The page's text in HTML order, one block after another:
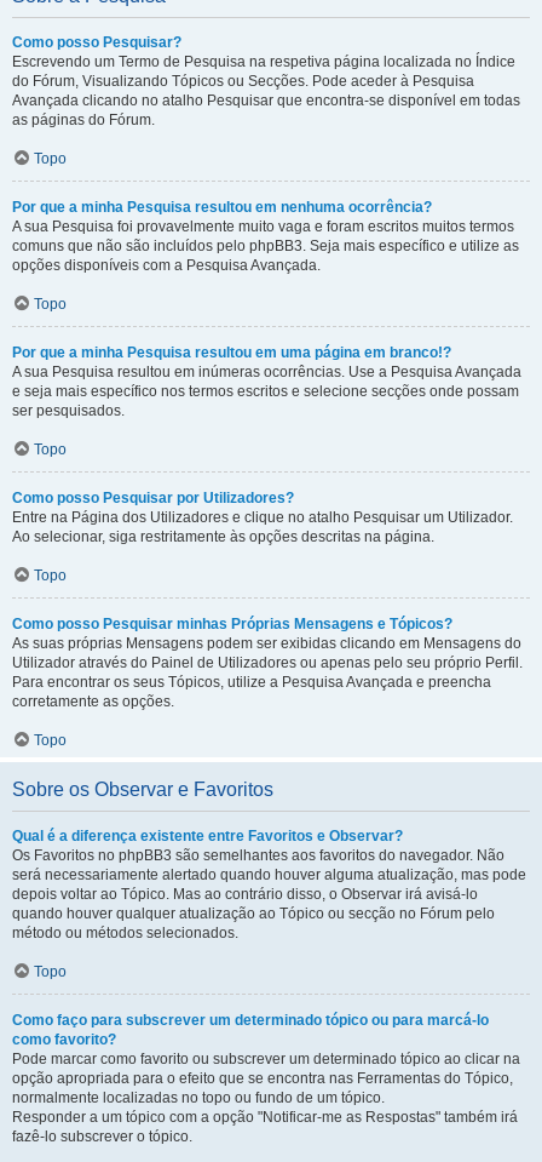
Como posso Pesquisar?
Escrevendo um Termo de Pesquisa na respetiva página localizada no Índice
do Fórum, Visualizando Tópicos ou Secções. Pode aceder à Pesquisa
Avançada clicando no atalho Pesquisar que encontra-se disponível em todas
as páginas do Fórum.
Topo
Por que a minha Pesquisa resultou em nenhuma ocorrência?
A sua Pesquisa foi provavelmente muito vaga e foram escritos muitos termos
comuns que não são incluídos pelo phpBB3. Seja mais específico e utilize as
opções disponíveis com a Pesquisa Avançada.
Topo
Por que a minha Pesquisa resultou em uma página em branco!?
A sua Pesquisa resultou em inúmeras ocorrências. Use a Pesquisa Avançada
e seja mais específico nos termos escritos e selecione secções onde possam
ser pesquisados.
Topo
Como posso Pesquisar por Utilizadores?
Entre na Página dos Utilizadores e clique no atalho Pesquisar um Utilizador.
Ao selecionar, siga restritamente às opções descritas na página.
Topo
Como posso Pesquisar minhas Próprias Mensagens e Tópicos?
As suas próprias Mensagens podem ser exibidas clicando em Mensagens do
Utilizador através do Painel de Utilizadores ou apenas pelo seu próprio Perfil.
Para encontrar os seus Tópicos, utilize a Pesquisa Avançada e preencha
corretamente as opções.
Topo
Sobre os Observar e Favoritos
Qual é a diferença existente entre Favoritos e Observar?
Os Favoritos no phpBB3 são semelhantes aos favoritos do navegador. Não
será necessariamente alertado quando houver alguma atualização, mas pode
depois voltar ao Tópico. Mas ao contrário disso, o Observar irá avisá-lo
quando houver qualquer atualização ao Tópico ou secção no Fórum pelo
método ou métodos selecionados.
Topo
Como faço para subscrever um determinado tópico ou para marcá-lo
como favorito?
Pode marcar como favorito ou subscrever um determinado tópico ao clicar na
opção apropriada para o efeito que se encontra nas Ferramentas do Tópico,
normalmente localizadas no topo ou fundo de um tópico.
Responder a um tópico com a opção "Notificar-me as Respostas" também irá
fazê-lo subscrever o tópico.